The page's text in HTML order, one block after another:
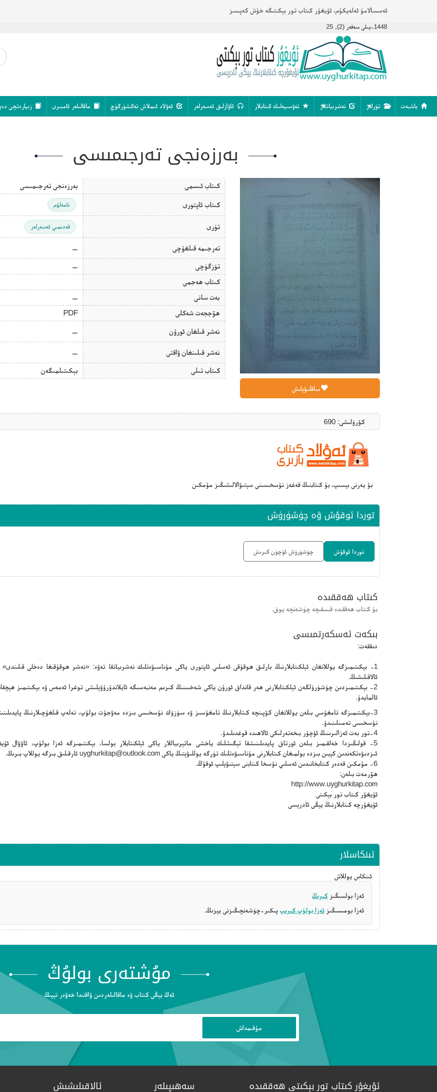
ئەسسالامۇ ئەلەيكۇم، ئۇيغۇر كىتاب تور بېكىتىگە خۇش كەپسىز
1448-يىلى سەفەر (2), 25
باشبەت تۈرلەر نەشرىياتلار تەۋسىيەلىك كىتابلار ئاۋازلىق ئەسەرلەر ئەۋلاد ئىملاش تەكشۈرگۈچ ماقالىلەر ئامبىرى زىيارەتچى
بەرزەنجى تەرجىمىسى
ساقلىۋېلىش
كىتاب ئىسمى بەرزەنجى تەرجىمىسى
كىتاب ئاپتورى نامەلۇم
تۈرى قەدىمىي ئەسەرلەر
تەرجىمە قىلغۇچى —
تۈزگۈچى
—
كىتاب ھەجمى
بەت سانى
—
ھۆججەت شەكلى
PDF
نەشر قىلغان ئورۇن —
نەشر قىلىنغان ۋاقتى —
كىتاب تىلى بېكىتىلمىگەن
كۆرۈلىشى: 690
بۇ يەرنى بېسىپ، بۇ كىتابنىڭ قەغەز نۇسخىسىنى سېتىۋالالىشىڭىز مۇمكىن
توردا ئوقۇش ۋە چۈشۈرۈش
توردا ئوقۇش چۈشۈرۈش ئۈچۈن كىرىش
كىتاب ھەققىدە
بۇ كىتاب ھەققىدە قىسقىچە چۈشەنچە يوق.
بىكەت ئەسكەرتمىسى
دىققەت:
1- بېكىتىمىزگە يوللانغان ئېلكىتابلارنىڭ بارلىق ھوقۇقى ئەسلىي ئاپتورى ياكى مۇناسىۋەتلىك نەشرىياتقا تەۋە: «نەشر ھوقۇقىغا دەخلى
ئالاقىلىشىڭ.
2- بېكىتىمىزدىن چۈشۈرۈلگەن ئېلكىتابلارنى ھەر قانداق ئورۇن ياكى شەخسنىڭ كىرىم مەنبەسىگە ئايلاندۇرۇۋېلىشى توغرا ئەمەس ۋە بېكىتىمىز
ئالمايدۇ.
3-بېكىتىمىزگە تامغۇسى بىلەن يوللانغان كۆپىنچە كىتابلارنىڭ تامغۇسىز ۋە سۈزۈك نۇسخىسى بىزدە مەۋجۇت بولۇپ، تەلەپ قىلغۇچىلارنىڭ
نۇسخىسى تەمىنلىنىدۇ.
4-تور بەت ئەزالىرىنىڭ ئۇچۇر بىخەتەرلىكى ئالاھىدە قوغدىلىدۇ.
5- قولىڭىزدا خەلقىمىز بىلەن ئورتاق پايدىلىنىشقا تېگىشلىك ياخشى ماتېرىياللار ياكى ئېلكىتابلار بولسا، بېكىتىمىزگە ئەزا بولۇپ، ئاۋۋال
ئىزدىۋەتكەندىن كېيىن بىزدە بولمىغان كىتابلارنى مۇناسىۋەتلىك تۈرگە يوللىۋېتىڭ ياكى uyghurkitap@outlook.com ئارقىلىق بىزگە يوللاپ بىرىڭ.
6- مۇمكىن قەدەر كىتابخانىدىن ئەسلىي نۇسخا كىتابنى سېتىۋېلىپ ئوقۇڭ.
ھۆرمەت بىلەن:
http://www.uyghurkitap.com
ئۇيغۇر كىتاب تور بېكىتى
ئۇيغۇرچە كىتابلارنىڭ يېڭى ئادرېسى
ئىنكاسلار
ئىنكاس يوللاش
ئەزا بولسىڭىز كىرىڭ
ئەزا بومىسىڭىز ئەزا بولۇپ كىرىپ پىكىر-چۈشەنچىڭىزنى يېزىڭ.
مۇشتەرى بولۇڭ
ئەڭ يېڭى كىتاب ۋە ماقالىلەردىن ۋاقتىدا خەۋەر تېپىڭ
ئۇيغۇر كىتاب تور بېكىتى ھەققىدە سەھىپىلەر ئالاقىلىشىش